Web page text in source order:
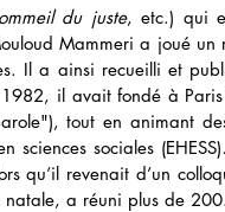
du juste, etc.) qui
Mammeri a joué un
Il a ainsi recueilli et
il avait fondé à Paris
tout en animant
sciences sociales
qu’il revenait d’un
a réuni plus de